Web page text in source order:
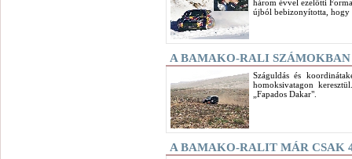
három évvel ezelőtti
újból bebizonyította,
A BAMAKO-RALI SZÁMOKBAN
Száguldás és
homoksivatagon
„Fapados Dakar".
A BAMAKO-RALIT MÁR CSAK